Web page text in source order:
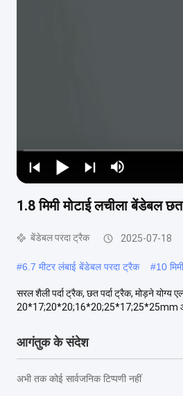
1.8 मिमी मोटाई लचीला बेंडेबल
बेंडेबल परदा ट्रैक 2025-07-18
#6.7 मीटर लंबाई बेंडेबल परदा ट्रैक #10
सरल शैली पर्दा ट्रैक, छत पर्दा ट्रैक, मोड़ने योग्य
20*17;20*20;16*20;25*17;25*25mm
आगंतुक के संदेश
अभी तक कोई सार्वजनिक टिप्पणी नहीं